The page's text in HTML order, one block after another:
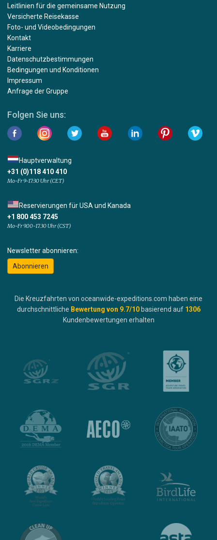
Leitlinien für die gemeinsame Nutzung
Versicherte Reisekasse
Foto- und Videobedingungen
Kontakt
Karriere
Datenschutzbestimmungen
Bedingungen und Konditionen
Impressum
Anfrage der Gruppe
Folgen Sie uns:
Hauptverwaltung
+31 (0)118 410 410
Mo-Fr 9-17:30 Uhr (CET)
Reservierungen für USA und Kanada
+1 800 453 7245
Mo-Fr 9.00-17.30 Uhr (CST)
Newsletter abonnieren:
Abonnieren
Die Kreuzfahrten von oceanwide-expeditions.com haben eine
durchschnittliche Bewertung von 9.7/10 basierend auf 1306
Kundenbewertungen erhalten